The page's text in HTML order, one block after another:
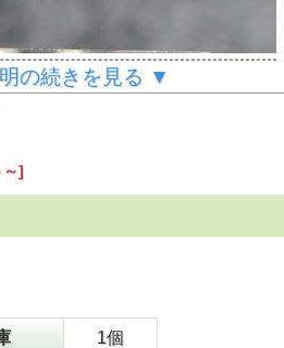
の続きを見る ▼
]
1個